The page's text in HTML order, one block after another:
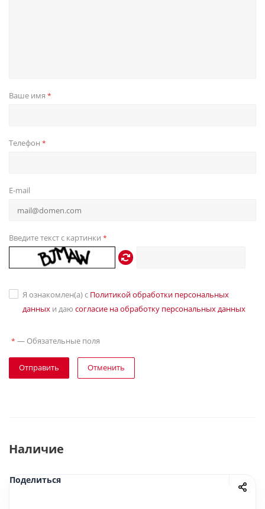
Ваше имя *
Телефон *
E-mail
Введите текст с картинки *
Я ознакомлен(а) с Политикой обработки персональных
данных и даю согласие на обработку персональных данных
* — Обязательные поля
Отправить Отменить
Наличие
Поделиться